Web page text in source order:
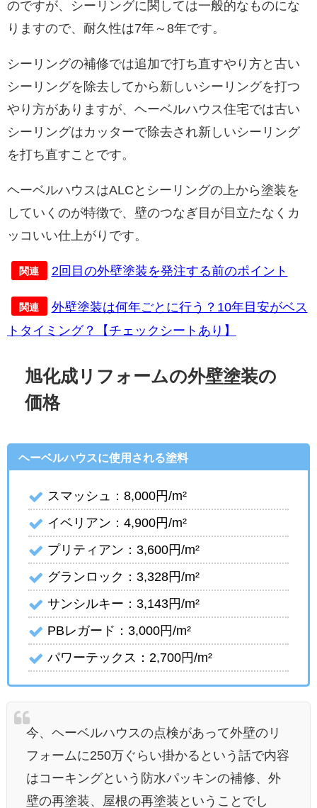
のですが、シーリングに関しては一般的なものにな
りますので、耐久性は7年～8年です。
シーリングの補修では追加で打ち直すやり方と古い
シーリングを除去してから新しいシーリングを打つ
やり方がありますが、ヘーベルハウス住宅では古い
シーリングはカッターで除去され新しいシーリング
を打ち直すことです。
ヘーベルハウスはALCとシーリングの上から塗装を
していくのが特徴で、壁のつなぎ目が目立たなくカ
ッコいい仕上がりです。
関連 2回目の外壁塗装を発注する前のポイント
関連
外壁塗装は何年ごとに行う？10年目安がベス
トタイミング？【チェックシートあり】
旭化成リフォームの外壁塗装の
価格
ヘーベルハウスに使用される塗料
スマッシュ：8,000円/m²
イベリアン：4,900円/m²
プリティアン：3,600円/m²
グランロック：3,328円/m²
サンシルキー：3,143円/m²
PBレガード：3,000円/m²
パワーテックス：2,700円/m²
今、ヘーベルハウスの点検があって外壁のリ
フォームに250万ぐらい掛かるという話で内容
はコーキングという防水パッキンの補修、外
壁の再塗装、屋根の再塗装ということでし